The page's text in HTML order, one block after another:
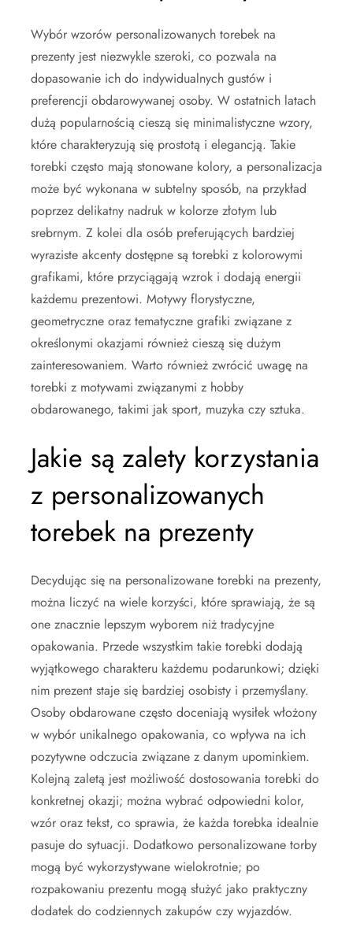
Wybór wzorów personalizowanych torebek na
prezenty jest niezwykle szeroki, co pozwala na
dopasowanie ich do indywidualnych gustów i
preferencji obdarowywanej osoby. W ostatnich latach
dużą popularnością cieszą się minimalistyczne wzory,
które charakteryzują się prostotą i elegancją. Takie
torebki często mają stonowane kolory, a personalizacja
może być wykonana w subtelny sposób, na przykład
poprzez delikatny nadruk w kolorze złotym lub
srebrnym. Z kolei dla osób preferujących bardziej
wyraziste akcenty dostępne są torebki z kolorowymi
grafikami, które przyciągają wzrok i dodają energii
każdemu prezentowi. Motywy florystyczne,
geometryczne oraz tematyczne grafiki związane z
określonymi okazjami również cieszą się dużym
zainteresowaniem. Warto również zwrócić uwagę na
torebki z motywami związanymi z hobby
obdarowanego, takimi jak sport, muzyka czy sztuka.
Jakie są zalety korzystania
z personalizowanych
torebek na prezenty
Decydując się na personalizowane torebki na prezenty,
można liczyć na wiele korzyści, które sprawiają, że są
one znacznie lepszym wyborem niż tradycyjne
opakowania. Przede wszystkim takie torebki dodają
wyjątkowego charakteru każdemu podarunkowi; dzięki
nim prezent staje się bardziej osobisty i przemyślany.
Osoby obdarowane często doceniają wysiłek włożony
w wybór unikalnego opakowania, co wpływa na ich
pozytywne odczucia związane z danym upominkiem.
Kolejną zaletą jest możliwość dostosowania torebki do
konkretnej okazji; można wybrać odpowiedni kolor,
wzór oraz tekst, co sprawia, że każda torebka idealnie
pasuje do sytuacji. Dodatkowo personalizowane torby
mogą być wykorzystywane wielokrotnie; po
rozpakowaniu prezentu mogą służyć jako praktyczny
dodatek do codziennych zakupów czy wyjazdów.